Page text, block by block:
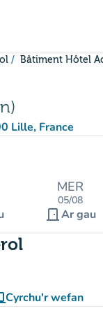
Bâtiment Hôtel
Lille, France
Maps)
MER
05/08
door_frontAr gau
Cyrchu'r wefan
(tab